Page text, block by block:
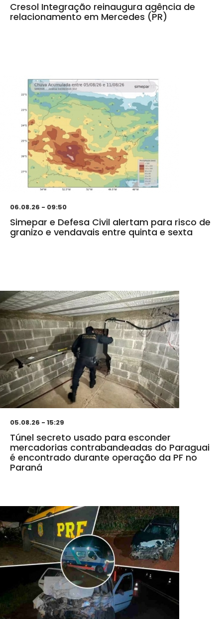
Cresol Integração reinaugura agência de
relacionamento em Mercedes (PR)
06.08.26 - 09:50
Simepar e Defesa Civil alertam para risco de
granizo e vendavais entre quinta e sexta
05.08.26 - 15:29
Túnel secreto usado para esconder
mercadorias contrabandeadas do Paraguai
é encontrado durante operação da PF no
Paraná